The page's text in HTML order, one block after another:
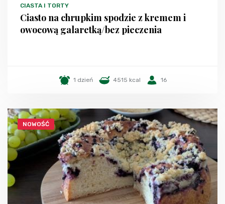
CIASTA I TORTY
Ciasto na chrupkim spodzie z kremem i
owocową galaretką/bez pieczenia
1 dzień 4515 kcal 16
NOWOŚĆ